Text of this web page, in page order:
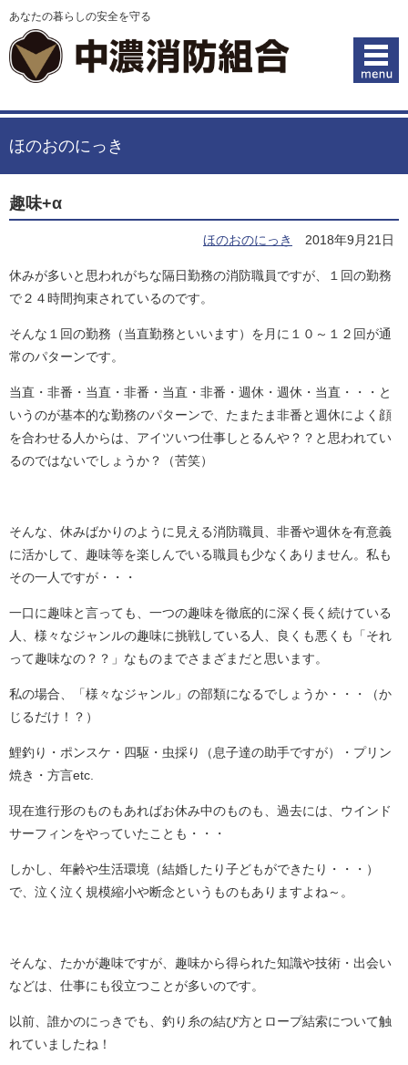
あなたの暮らしの安全を守る
ほのおのにっき
趣味+α
ほのおのにっき 2018年9月21日
休みが多いと思われがちな隔日勤務の消防職員ですが、１回の勤務
で２４時間拘束されているのです。
そんな１回の勤務（当直勤務といいます）を月に１０～１２回が通
常のパターンです。
当直・非番・当直・非番・当直・非番・週休・週休・当直・・・と
いうのが基本的な勤務のパターンで、たまたま非番と週休によく顔
を合わせる人からは、アイツいつ仕事しとるんや？？と思われてい
るのではないでしょうか？（苦笑）
そんな、休みばかりのように見える消防職員、非番や週休を有意義
に活かして、趣味等を楽しんでいる職員も少なくありません。私も
その一人ですが・・・
一口に趣味と言っても、一つの趣味を徹底的に深く長く続けている
人、様々なジャンルの趣味に挑戦している人、良くも悪くも「それ
って趣味なの？？」なものまでさまざまだと思います。
私の場合、「様々なジャンル」の部類になるでしょうか・・・（か
じるだけ！？）
鯉釣り・ポンスケ・四駆・虫採り（息子達の助手ですが）・プリン
焼き・方言etc.
現在進行形のものもあればお休み中のものも、過去には、ウインド
サーフィンをやっていたことも・・・
しかし、年齢や生活環境（結婚したり子どもができたり・・・）
で、泣く泣く規模縮小や断念というものもありますよね～。
そんな、たかが趣味ですが、趣味から得られた知識や技術・出会い
などは、仕事にも役立つことが多いのです。
以前、誰かのにっきでも、釣り糸の結び方とロープ結索について触
れていましたね！